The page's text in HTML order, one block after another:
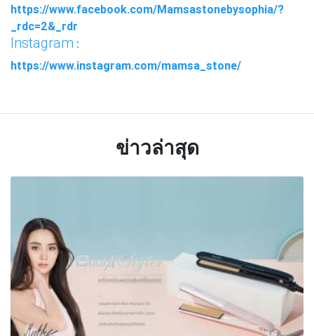
https://www.facebook.com/Mamsastonebysophia/?
_rdc=2&_rdr
Instagram :
https://www.instagram.com/mamsa_stone/
ข่าวล่าสุด